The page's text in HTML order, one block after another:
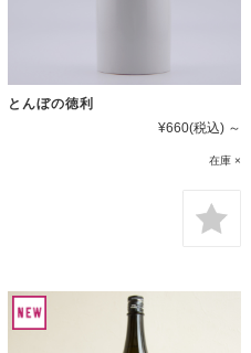
とんぼの徳利
¥660(税込) ～
在庫 ×